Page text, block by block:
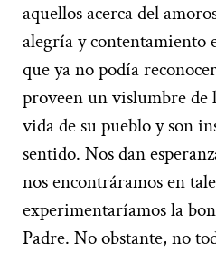
aquellos acerca del
alegría y contentamiento
que ya no podía
proveen un vislumbre de
vida de su pueblo y son
sentido. Nos dan
nos encontráramos en
experimentaríamos la
Padre. No obstante, no